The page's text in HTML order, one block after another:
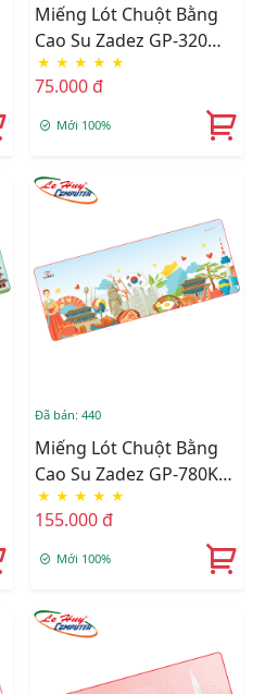
Miếng Lót Chuột Bằng
Cao Su Zadez GP-320
(Đen)
★ ★ ★ ★ ★
75.000 đ
Mới 100%
Đã bán: 440
Miếng Lót Chuột Bằng
Cao Su Zadez GP-780K
(Xanh)
★ ★ ★ ★ ★
155.000 đ
Mới 100%